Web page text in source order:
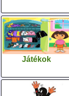
Játékok